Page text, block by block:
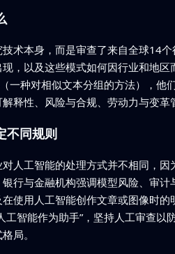
术本身，而是审查了来自全球14
，以及这些模式如何因行业和地
一种对相似文本分组的方法），他
释性、风险与合规、劳动力与变革
不同规则
人工智能的处理方式并不相同，
行与金融机构强调模型风险、审
使用人工智能创作文章或图像时
工智能作为助手”，坚持人工审查
局。